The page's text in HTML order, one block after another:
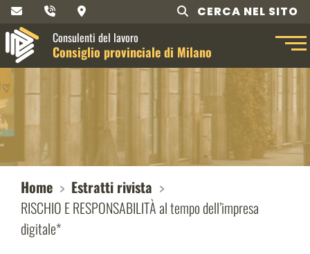
CERCA NEL SITO
Consulenti del lavoro
Consiglio provinciale di Milano
Home
Estratti rivista
RISCHIO E RESPONSABILITÀ al tempo dell’impresa
digitale*